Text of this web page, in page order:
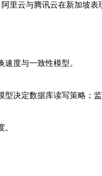
里云与腾讯云在新加坡表
度与一致性模型。
决定数据库读写策略；